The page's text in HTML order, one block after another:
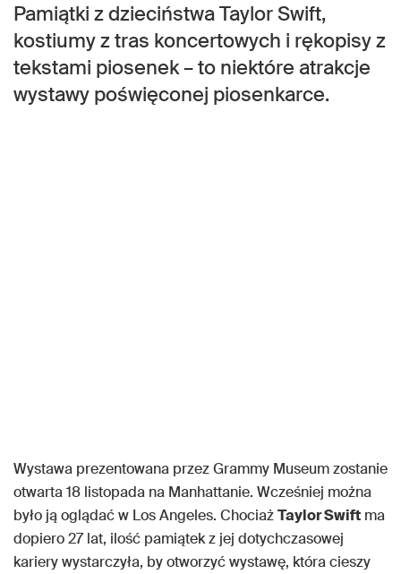
Pamiątki z dzieciństwa Taylor Swift,
kostiumy z tras koncertowych i rękopisy z
tekstami piosenek – to niektóre atrakcje
wystawy poświęconej piosenkarce.
Wystawa prezentowana przez Grammy Museum zostanie
otwarta 18 listopada na Manhattanie. Wcześniej można
było ją oglądać w Los Angeles. ChociażTaylor Swift ma
dopiero 27 lat, ilość pamiątek z jej dotychczasowej
kariery wystarczyła, by otworzyć wystawę, która cieszy